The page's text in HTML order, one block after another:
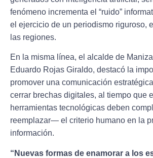
fenómeno incrementa el “ruido”
el ejercicio de un periodismo riguroso,
las regiones.
En la misma línea, el alcalde de
Eduardo Rojas Giraldo, destacó la
promover una comunicación
cerrar brechas digitales, al tiempo que
herramientas tecnológicas deben
reemplazar— el criterio humano en la
información.
“Nuevas formas de enamorar a los